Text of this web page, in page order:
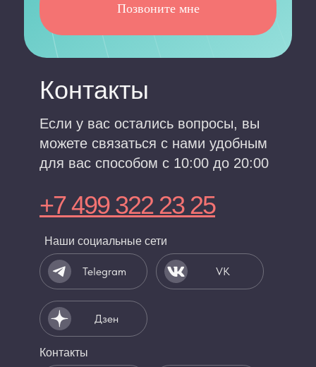
Контакты
Если у вас остались вопросы, вы
можете связаться с нами удобным
для вас способом с 10:00 до 20:00
+7 499 322 23 25
Дзен
VK
Telegram
Позвоните мне
Контакты
Наши социальные сети